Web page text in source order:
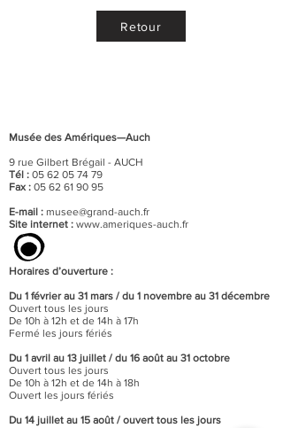
Retour
Musée des Amériques—Auch
9 rue Gilbert Brégail - AUCH
Tél : 05 62 05 74 79
Fax : 05 62 61 90 95
E-mail : musee@grand-auch.fr
Site internet : www.ameriques-auch.fr
Horaires d’ouverture :
Du 1 février au 31 mars / du 1 novembre au 31 décembre
Ouvert tous les jours
De 10h à 12h et de 14h à 17h
Fermé les jours fériés
Du 1 avril au 13 juillet / du 16 août au 31 octobre
Ouvert tous les jours
De 10h à 12h et de 14h à 18h
Ouvert les jours fériés
Du 14 juillet au 15 août / ouvert tous les jours